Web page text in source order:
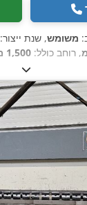
משומש, שנת ייצור:
, רוחב כולל: 1,500 מ"מ